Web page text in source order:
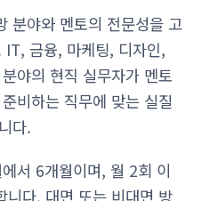
분야와 멘토의 전문성을 고
금융, 마케팅, 디자인,
야의 현직 실무자가 멘토
비하는 직무에 맞는 실질
다.
서 6개월이며, 월 2회 이
니다. 대면 또는 비대면 방